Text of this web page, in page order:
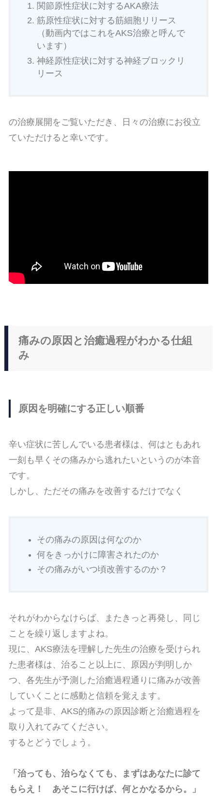
関節原性症状に対するAKA療法
筋原性症状に対する筋細胞リリース
（動画内ではこれをAKS治療と呼んで
います）
神経原性症状に対する神経ブロックリ
リース
の治療展開をご覧いただき、日々の治療にお役立
ていただけると幸いです。
痛みの原因と治癒過程がわかる仕組
み
原因を明確にする正しい順番
辛い症状に苦しんでいる患者様は、何はともあれ
一刻も早くその痛みから逃れたいというのが本音
です。
しかし、ただその痛みを改善するだけでなく
その痛みの原因は何なのか
何をきっかけに障害されたのか
その痛みがいつ頃改善するのか？
それがわからなけらば、またきっと再発し、同じ
ことを繰り返しますよね。
現に、AKS療法を理解した先生の治療を受けられ
た患者様は、治ること以上に、原因が判明しか
つ、各先生が予測した治癒過程通りに痛みが改善
していくことに感動と信頼を覚えます。
よって是非、AKS的痛みの原因診断と治癒過程を
取り入れてみてください。
するとどうでしょう。
「治っても、治らなくても、まずはあなたに診て
もらえ！ あそこに行けば、何とかなるから。」